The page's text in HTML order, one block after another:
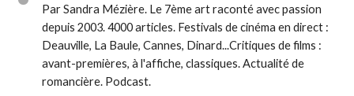
Par Sandra Mézière. Le 7ème art raconté avec passion
depuis 2003. 4000 articles. Festivals de cinéma en direct :
Deauville, La Baule, Cannes, Dinard...Critiques de films :
avant-premières, à l'affiche, classiques. Actualité de
romancière. Podcast.